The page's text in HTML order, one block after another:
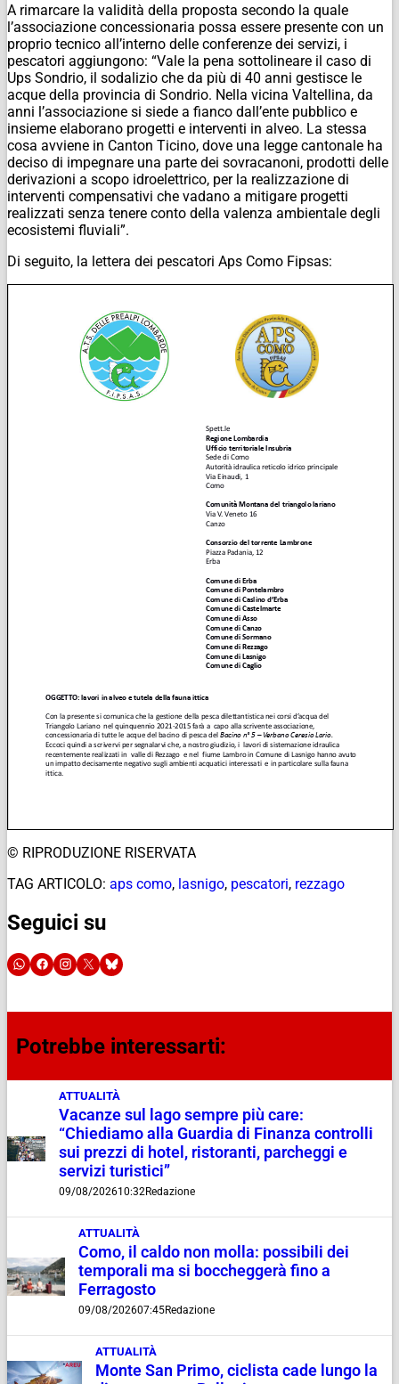
A rimarcare la validità della proposta secondo la quale
l’associazione concessionaria possa essere presente con un
proprio tecnico all’interno delle conferenze dei servizi, i
pescatori aggiungono: “Vale la pena sottolineare il caso di
Ups Sondrio, il sodalizio che da più di 40 anni gestisce le
acque della provincia di Sondrio. Nella vicina Valtellina, da
anni l’associazione si siede a fianco dall’ente pubblico e
insieme elaborano progetti e interventi in alveo. La stessa
cosa avviene in Canton Ticino, dove una legge cantonale ha
deciso di impegnare una parte dei sovracanoni, prodotti delle
derivazioni a scopo idroelettrico, per la realizzazione di
interventi compensativi che vadano a mitigare progetti
realizzati senza tenere conto della valenza ambientale degli
ecosistemi fluviali”.
Di seguito, la lettera dei pescatori Aps Como Fipsas:
© RIPRODUZIONE RISERVATA
TAG ARTICOLO: aps como, lasnigo, pescatori, rezzago
Seguici su
Potrebbe interessarti:
ATTUALITÀ
Vacanze sul lago sempre più care:
“Chiediamo alla Guardia di Finanza controlli
sui prezzi di hotel, ristoranti, parcheggi e
servizi turistici”
09/08/202610:32Redazione
ATTUALITÀ
Como, il caldo non molla: possibili dei
temporali ma si boccheggerà fino a
Ferragosto
09/08/202607:45Redazione
ATTUALITÀ
Monte San Primo, ciclista cade lungo la